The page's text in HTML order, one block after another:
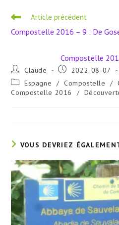
Read
articles
Article précédent
Compostelle 2016 – 9 : De
Compostelle
Auteur/autrice
de
la
publication :
Claude
Publication
2022-08-07
Post
category:
Espagne / Compostelle /
Compostelle 2016
/
VOUS DEVRIEZ